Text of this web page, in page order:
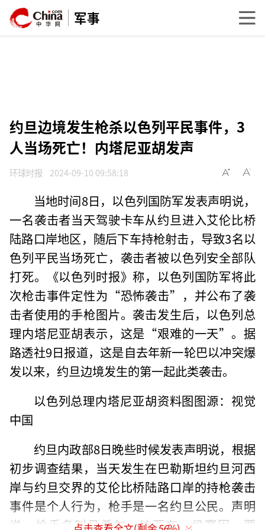
军事
约旦边境发生枪杀以色列平民事件，3
人当场死亡！内塔尼亚胡发声
环球时报 2024-09-10 09:58:18
当地时间8日，以色列国防军发表声明说，
一名袭击者当天驾驶卡车从约旦进入艾伦比桥
陆路口岸地区，随后下车持枪射击，导致3名以
色列平民当场死亡，袭击者被以色列安全部队
打死。《以色列时报》称，以色列国防军将此
次枪击事件定性为“恐怖袭击”，并公布了袭
击者使用的手枪图片。袭击发生后，以色列总
理内塔尼亚胡表示，这是“艰难的一天”。据
路透社9日报道，这是自去年新一轮巴以冲突爆
发以来，约旦边境发生的第一起此类袭击。
以色列总理内塔尼亚胡资料图图源：视觉
中国
约旦内政部8日晚些时候发表声明说，根据
初步调查结果，当天发生在巴勒斯坦约旦河西
岸与约旦交界的艾伦比桥陆路口岸的持枪袭击
事件是个人行为，枪手是一名约旦公民。声明
说，枪手名叫马希尔·迪亚布·侯赛因·贾